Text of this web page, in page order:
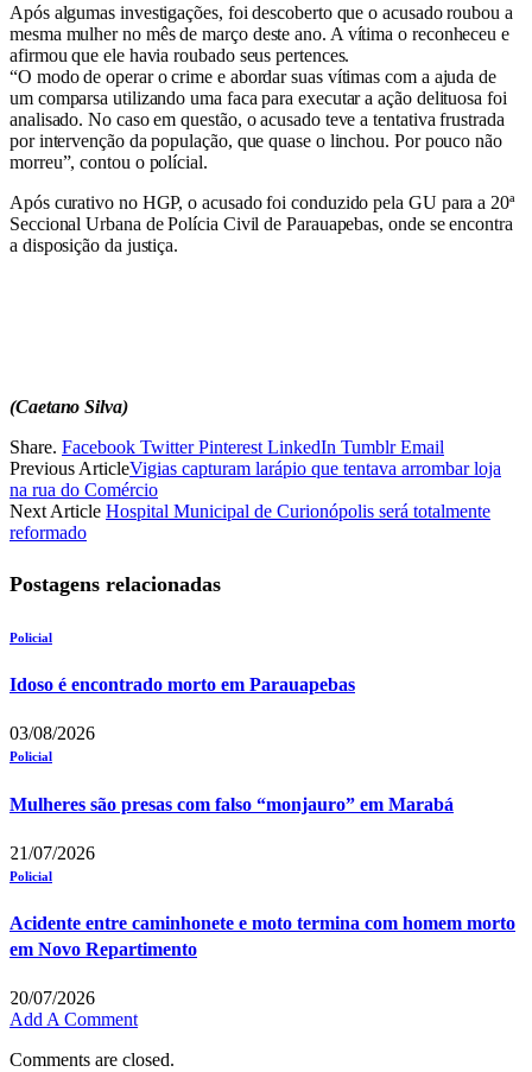
Após algumas investigações, foi descoberto que o acusado roubou a
mesma mulher no mês de março deste ano. A vítima o reconheceu e
afirmou que ele havia roubado seus pertences.
“O modo de operar o crime e abordar suas vítimas com a ajuda de
um comparsa utilizando uma faca para executar a ação delituosa foi
analisado. No caso em questão, o acusado teve a tentativa frustrada
por intervenção da população, que quase o linchou. Por pouco não
morreu”, contou o polícial.
Após curativo no HGP, o acusado foi conduzido pela GU para a 20ª
Seccional Urbana de Polícia Civil de Parauapebas, onde se encontra
a disposição da justiça.
(Caetano Silva)
Share. Facebook Twitter Pinterest LinkedIn Tumblr Email
Previous ArticleVigias capturam larápio que tentava arrombar loja
na rua do Comércio
Next Article Hospital Municipal de Curionópolis será totalmente
reformado
Postagens relacionadas
Policial
Idoso é encontrado morto em Parauapebas
03/08/2026
Policial
Mulheres são presas com falso “monjauro” em Marabá
21/07/2026
Policial
Acidente entre caminhonete e moto termina com homem morto
em Novo Repartimento
20/07/2026
Add A Comment
Comments are closed.